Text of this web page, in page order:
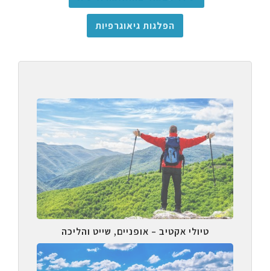
הפלגות גיאוגרפיות
טיולי אקטיב – אופניים, שייט והליכה